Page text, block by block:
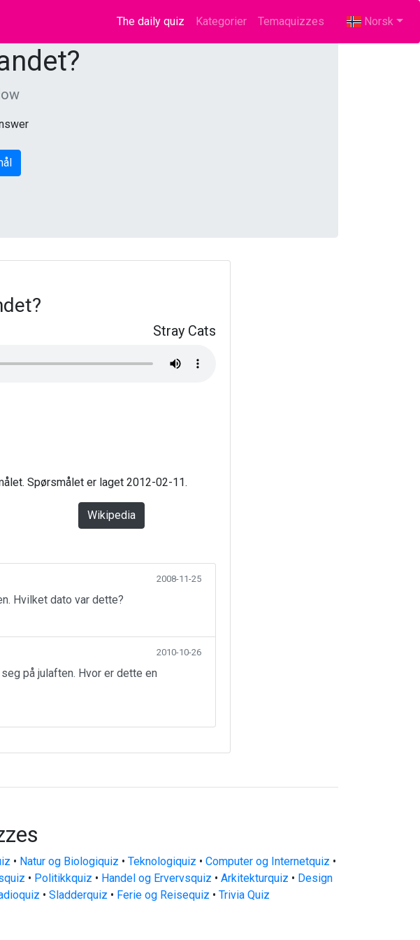
The daily quiz (current)
Kategorier Temaquizzes Norsk
Stray Cats
Spørsmålet er laget 2012-02-11.
Wikipedia
2008-11-25
Hvilket dato var dette?
2010-10-26
på julaften. Hvor er dette en
• Natur og Biologiquiz • Teknologiquiz • Computer og Internetquiz •
• Politikkquiz • Handel og Ervervsquiz • Arkitekturquiz • Design
• Sladderquiz • Ferie og Reisequiz • Trivia Quiz